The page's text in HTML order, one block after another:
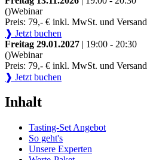
()Webinar
Preis: 79,- € inkl. MwSt. und Versand
❱ Jetzt buchen
Freitag 29.01.2027 | 19:00 - 20:30
()Webinar
Preis: 79,- € inkl. MwSt. und Versand
❱ Jetzt buchen
Inhalt
Tasting-Set Angebot
So geht's
Unsere Experten